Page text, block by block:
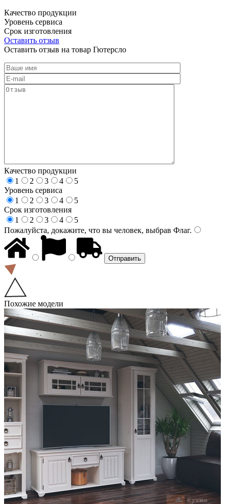
Качество продукции
Уровень сервиса
Срок изготовления
Оставить отзыв
Оставить отзыв на товар Гютерсло
Качество продукции
1
2 3 4
5
Уровень сервиса
1
2 3 4
5
Срок изготовления
1
2 3 4
5
Пожалуйста, докажите, что вы человек, выбрав Флаг.
Похожие модели